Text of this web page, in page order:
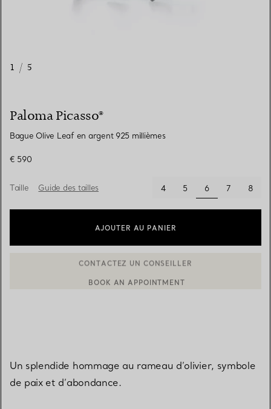
1 / 5
Paloma Picasso®
Bague Olive Leaf en argent 925 millièmes
€ 590
Taille Guide des tailles 4 5 6sélectionnés
7 8
AJOUTER AU PANIER
Un splendide hommage au rameau d’olivier, symbole
de paix et d’abondance.